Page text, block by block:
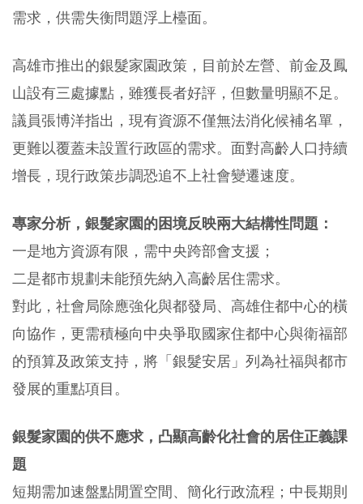
需求，供需失衡問題浮上檯面。
高雄市推出的銀髮家園政策，目前於左營、前金及鳳
山設有三處據點，雖獲長者好評，但數量明顯不足。
議員張博洋指出，現有資源不僅無法消化候補名單，
更難以覆蓋未設置行政區的需求。面對高齡人口持續
增長，現行政策步調恐追不上社會變遷速度。
專家分析，銀髮家園的困境反映兩大結構性問題：
一是地方資源有限，需中央跨部會支援；
二是都市規劃未能預先納入高齡居住需求。
對此，社會局除應強化與都發局、高雄住都中心的橫
向協作，更需積極向中央爭取國家住都中心與衛福部
的預算及政策支持，將「銀髮安居」列為社福與都市
發展的重點項目。
銀髮家園的供不應求，凸顯高齡化社會的居住正義課
題
短期需加速盤點閒置空間、簡化行政流程；中長期則